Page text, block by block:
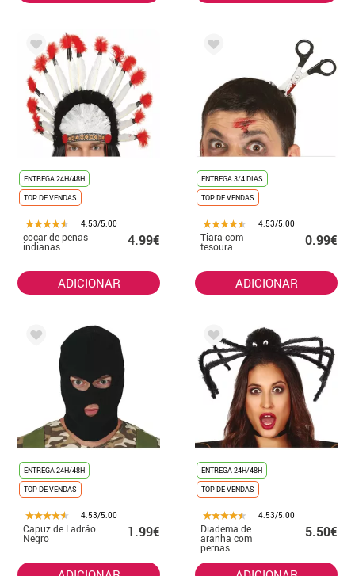
ENTREGA 24H/48H
TOP DE VENDAS
4.53/5.00
cocar de penas
indianas 4.99€
ADICIONAR
ENTREGA 3/4 DIAS
TOP DE VENDAS
4.53/5.00
Tiara com
tesoura 0.99€
ADICIONAR
ENTREGA 24H/48H
TOP DE VENDAS
4.53/5.00
Capuz de Ladrão
Negro 1.99€
ENTREGA 24H/48H
TOP DE VENDAS
4.53/5.00
Diadema de
aranha com
pernas
5.50€